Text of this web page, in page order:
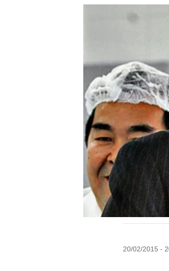
20/02/2015 -